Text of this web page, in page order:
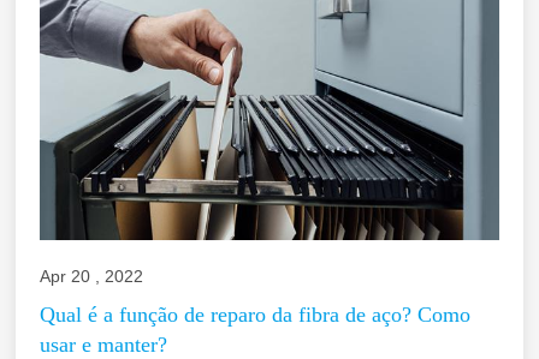
Apr 20 , 2022
Qual é a função de reparo da fibra de aço? Como
usar e manter?